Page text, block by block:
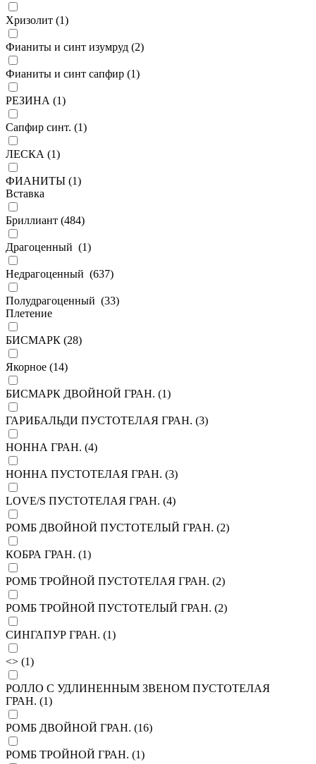
Хризолит (1)
Фианиты и синт изумруд (2)
Фианиты и синт сапфир (1)
РЕЗИНА (1)
Сапфир синт. (1)
ЛЕСКА (1)
ФИАНИТЫ (1)
Вставка
Бриллиант (484)
Драгоценный (1)
Недрагоценный (637)
Полудрагоценный (33)
Плетение
БИСМАРК (28)
Якорное (14)
БИСМАРК ДВОЙНОЙ ГРАН. (1)
ГАРИБАЛЬДИ ПУСТОТЕЛАЯ ГРАН. (3)
НОННА ГРАН. (4)
НОННА ПУСТОТЕЛАЯ ГРАН. (3)
LOVE/S ПУСТОТЕЛАЯ ГРАН. (4)
РОМБ ДВОЙНОЙ ПУСТОТЕЛЫЙ ГРАН. (2)
КОБРА ГРАН. (1)
РОМБ ТРОЙНОЙ ПУСТОТЕЛАЯ ГРАН. (2)
РОМБ ТРОЙНОЙ ПУСТОТЕЛЫЙ ГРАН. (2)
СИНГАПУР ГРАН. (1)
<> (1)
РОЛЛО С УДЛИНЕННЫМ ЗВЕНОМ ПУСТОТЕЛАЯ
ГРАН. (1)
РОМБ ДВОЙНОЙ ГРАН. (16)
РОМБ ТРОЙНОЙ ГРАН. (1)